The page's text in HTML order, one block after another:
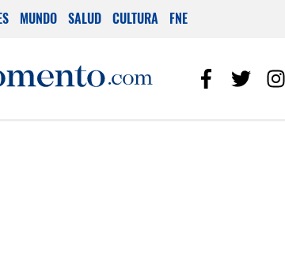
MUNDO SALUD CULTURA FNE